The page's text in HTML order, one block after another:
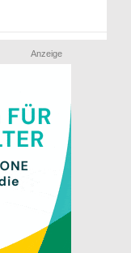
Anzeige